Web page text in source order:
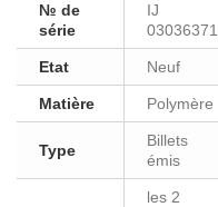
№ de
série
IJ
03036371
Etat Neuf
Matière Polymère
Type
Billets
émis
les 2